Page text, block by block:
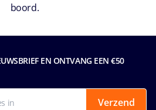
boord.
EN ONTVANG EEN €50
Verzend